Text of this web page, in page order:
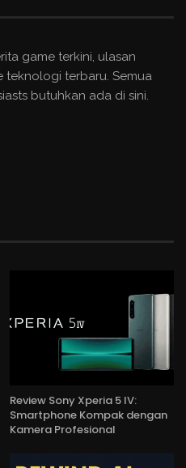
game terkini, ulasan
terbaru. Semua
butuhkan ada di sini.
Review Sony Xperia 5 IV:
Smartphone Kompak dengan
Kamera Profesional